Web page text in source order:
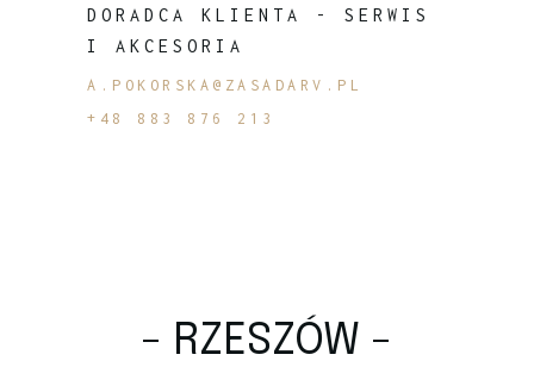
DORADCA KLIENTA - SERWIS
I AKCESORIA
A.POKORSKA@ZASADARV.PL
+48 883 876 213
- RZESZÓW -